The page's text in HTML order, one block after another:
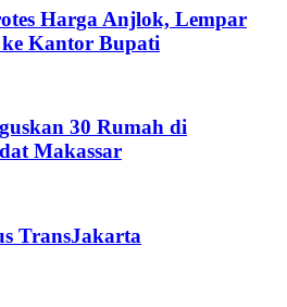
Harga Anjlok, Lempar
Kantor Bupati
30 Rumah di
Makassar
TransJakarta